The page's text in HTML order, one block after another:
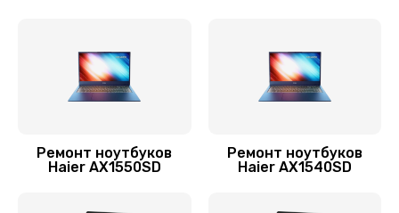
Замена шлейфа матрицы
Ремонт ноутбуков
Haier AX1550SD
Ремонт ноутбуков
Haier AX1540SD